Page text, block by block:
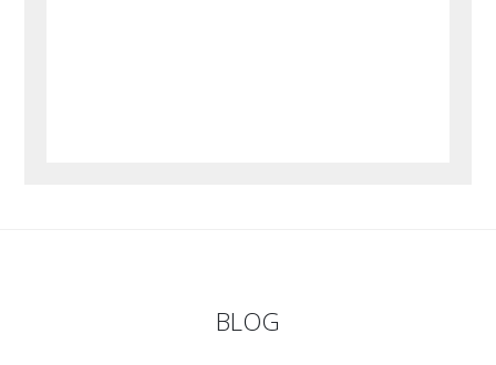
BLOG